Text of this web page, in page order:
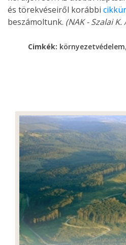
és törekvéseiről korábbi
beszámoltunk. (NAK - Szalai
Cimkék: környezetvédelem,